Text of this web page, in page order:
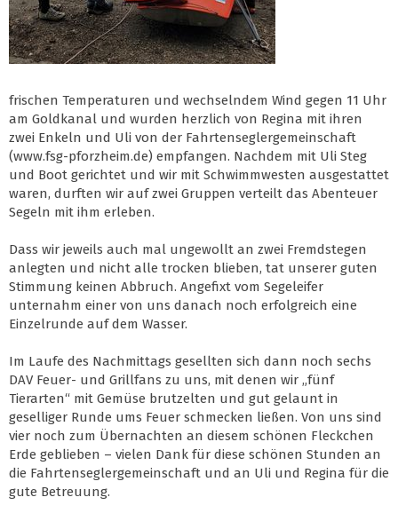
frischen Temperaturen und wechselndem Wind gegen 11 Uhr
am Goldkanal und wurden herzlich von Regina mit ihren
zwei Enkeln und Uli von der Fahrtenseglergemeinschaft
(www.fsg-pforzheim.de) empfangen. Nachdem mit Uli Steg
und Boot gerichtet und wir mit Schwimmwesten ausgestattet
waren, durften wir auf zwei Gruppen verteilt das Abenteuer
Segeln mit ihm erleben.
Dass wir jeweils auch mal ungewollt an zwei Fremdstegen
anlegten und nicht alle trocken blieben, tat unserer guten
Stimmung keinen Abbruch. Angefixt vom Segeleifer
unternahm einer von uns danach noch erfolgreich eine
Einzelrunde auf dem Wasser.
Im Laufe des Nachmittags gesellten sich dann noch sechs
DAV Feuer- und Grillfans zu uns, mit denen wir „fünf
Tierarten“ mit Gemüse brutzelten und gut gelaunt in
geselliger Runde ums Feuer schmecken ließen. Von uns sind
vier noch zum Übernachten an diesem schönen Fleckchen
Erde geblieben – vielen Dank für diese schönen Stunden an
die Fahrtenseglergemeinschaft und an Uli und Regina für die
gute Betreuung.